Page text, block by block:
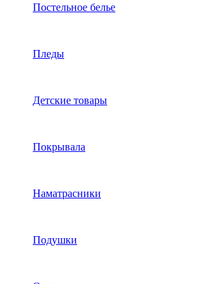
Постельное белье
Пледы
Детские товары
Покрывала
Наматрасники
Подушки